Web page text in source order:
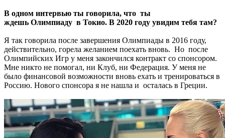
В одном интервью ты говорила, что ты
ждешь Олимпиаду в Токио. В 2020 году увидим тебя там?
Я так говорила после завершения Олимпиады в 2016 году,
действительно, горела желанием поехать вновь. Но после
Олимпийских Игр у меня закончился контракт со спонсором.
Мне никто не помогал, ни Клуб, ни Федерация. У меня не
было финансовой возможности вновь ехать и тренироваться в
Россию. Нового спонсора я не нашла и осталась в Греции.